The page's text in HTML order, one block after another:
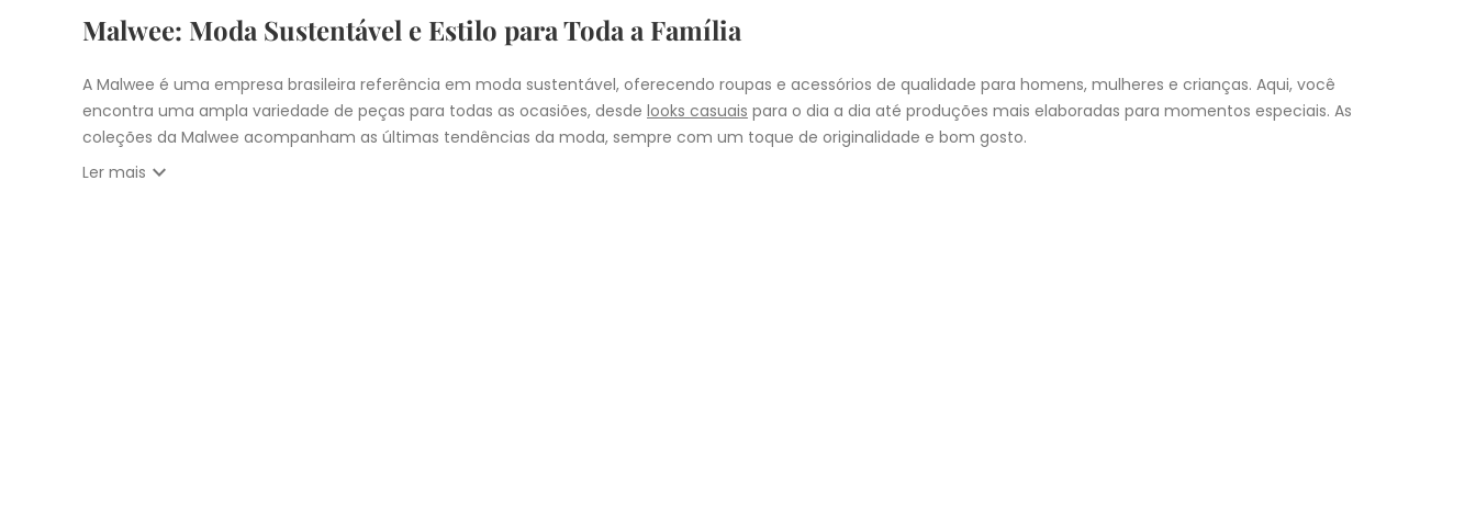
Malwee: Moda Sustentável e Estilo para Toda a Família
A Malwee é uma empresa brasileira referência em moda sustentável, oferecendo roupas e acessórios de qualidade para homens, mulheres e crianças. Aqui, você
encontra uma ampla variedade de peças para todas as ocasiões, desde looks casuais para o dia a dia até produções mais elaboradas para momentos especiais. As
coleções da Malwee acompanham as últimas tendências da moda, sempre com um toque de originalidade e bom gosto.
Ler mais expand_more